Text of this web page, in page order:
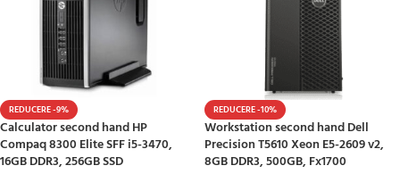
REDUCERE -9%
Calculator second hand HP
Compaq 8300 Elite SFF i5-3470,
16GB DDR3, 256GB SSD
REDUCERE -10%
Workstation second hand Dell
Precision T5610 Xeon E5-2609 v2,
8GB DDR3, 500GB, Fx1700